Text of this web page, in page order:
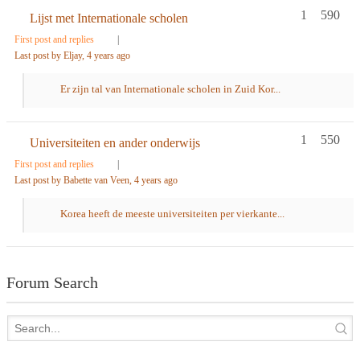
Lijst met Internationale scholen
First post and replies
Last post by Eljay, 4 years ago
590
1
Er zijn tal van Internationale scholen in Zuid Kor...
Universiteiten en ander onderwijs
First post and replies
Last post by Babette van Veen, 4 years ago
550
1
Korea heeft de meeste universiteiten per vierkante...
Forum Search